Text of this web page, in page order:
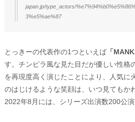
japan.jp/type_actors/
3%e5%ae%87
とっきーの代表作の1つといえば「
す。チンピラ風な見た目だが優しい性格
を再現度高く演じたことにより、人気に
のはじけるような笑顔は、いつ見てもか
2022年8月には、シリーズ出演数200公